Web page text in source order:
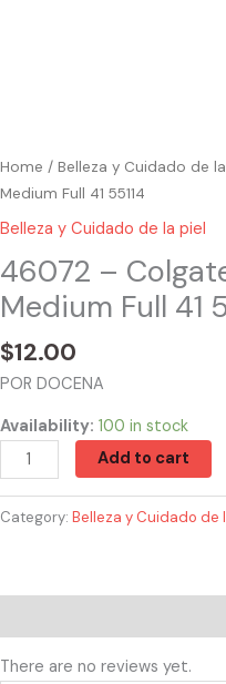
Home / Belleza y Cuidado de
Medium Full 41 55114
Belleza y Cuidado de la piel
46072 –
Medium Full 41
$12.00
POR DOCENA
Availability: 100 in stock
Add to cart
Category: Belleza y Cuidado de
There are no reviews yet.